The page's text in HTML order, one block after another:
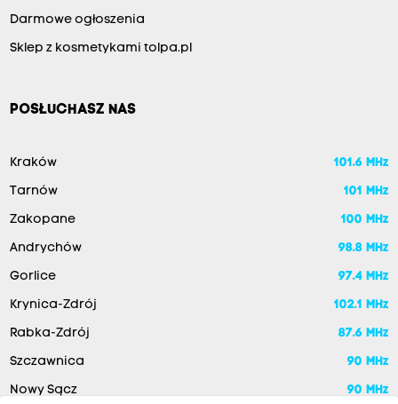
Darmowe ogłoszenia
Sklep z kosmetykami tolpa.pl
POSŁUCHASZ NAS
Kraków 101.6 MHz
Tarnów 101 MHz
Zakopane 100 MHz
Andrychów 98.8 MHz
Gorlice 97.4 MHz
Krynica-Zdrój 102.1 MHz
Rabka-Zdrój 87.6 MHz
Szczawnica 90 MHz
Nowy Sącz 90 MHz